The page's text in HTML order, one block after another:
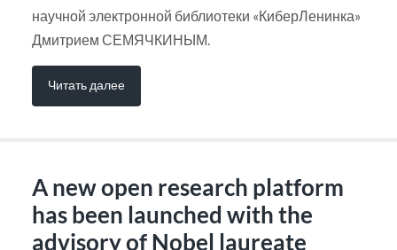
научной электронной библиотеки «КиберЛенинка»
Дмитрием СЕМЯЧКИНЫМ.
Читать далее
A new open research platform
has been launched with the
advisory of Nobel laureate